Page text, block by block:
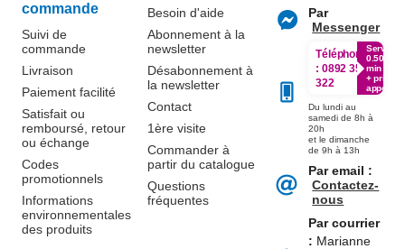
commande
Suivi de
commande
Livraison
Paiement facilité
Satisfait ou
remboursé, retour
ou échange
Codes
promotionnels
Informations
environnementales
des produits
Besoin d'aide
Abonnement à la
newsletter
Désabonnement à
la newsletter
Contact
1ère visite
Commander à
partir du catalogue
Questions
fréquentes
Par
Messenger
Téléphone
: 0892 350
322
Service
0.50€ /
min
+ prix
appel
Du lundi au
samedi de 8h à
20h
et le dimanche
de 9h à 13h
Par email :
Contactez-
nous
Par courrier
: Marianne